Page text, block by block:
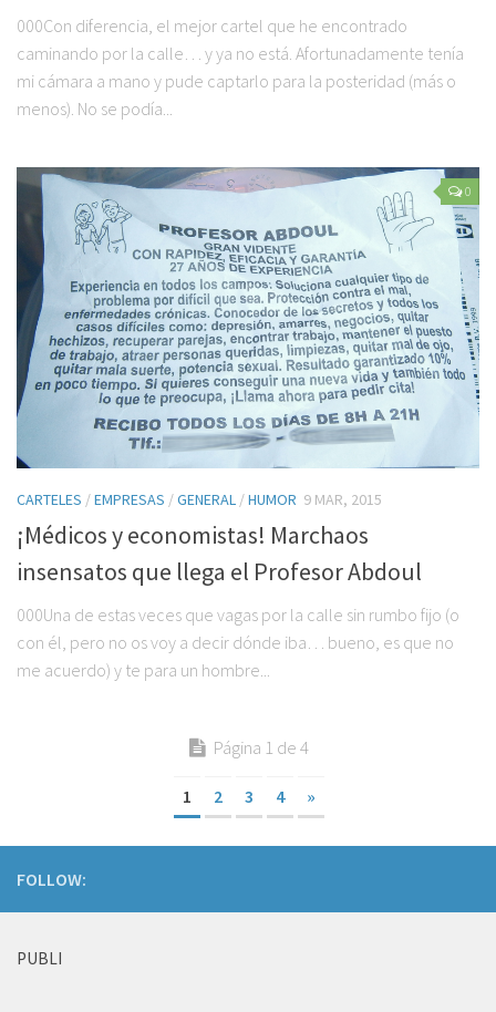
000Con diferencia, el mejor cartel que he encontrado
caminando por la calle… y ya no está. Afortunadamente tenía
mi cámara a mano y pude captarlo para la posteridad (más o
menos). No se podía...
0
CARTELES /EMPRESAS /GENERAL /HUMOR 9 MAR, 2015
¡Médicos y economistas! Marchaos
insensatos que llega el Profesor Abdoul
000Una de estas veces que vagas por la calle sin rumbo fijo (o
con él, pero no os voy a decir dónde iba… bueno, es que no
me acuerdo) y te para un hombre...
Página 1 de 4
1 2 3 4 »
FOLLOW:
PUBLI